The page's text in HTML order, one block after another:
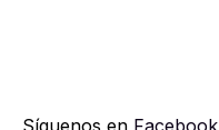
Síguenos en Facebook